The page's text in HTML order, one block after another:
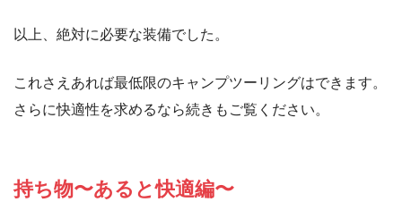
以上、絶対に必要な装備でした。
これさえあれば最低限のキャンプツーリングはできます。
さらに快適性を求めるなら続きもご覧ください。
持ち物〜あると快適編〜